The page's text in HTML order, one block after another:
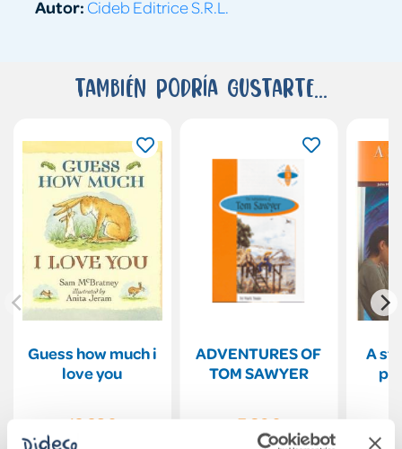
Autor: Cideb Editrice S.R.L.
También podría gustarte...
Guess how much i
love you
12,28€
ADVENTURES OF
TOM SAWYER
7,30€
A